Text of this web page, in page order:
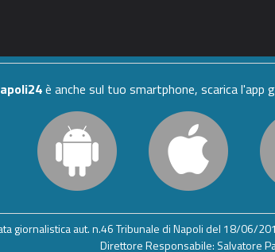
è anche sul tuo smartphone, scarica l'app
giornalistica aut. n.46 Tribunale di Napoli del 18/06/
Direttore Responsabile: Salvatore